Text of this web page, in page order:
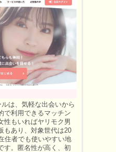
は、気軽な出会いから
で利用できるマッチン
性もいればヤリモク男
もあり、対象世代は20
住者でも使いやすい地
す。匿名性が高く、初